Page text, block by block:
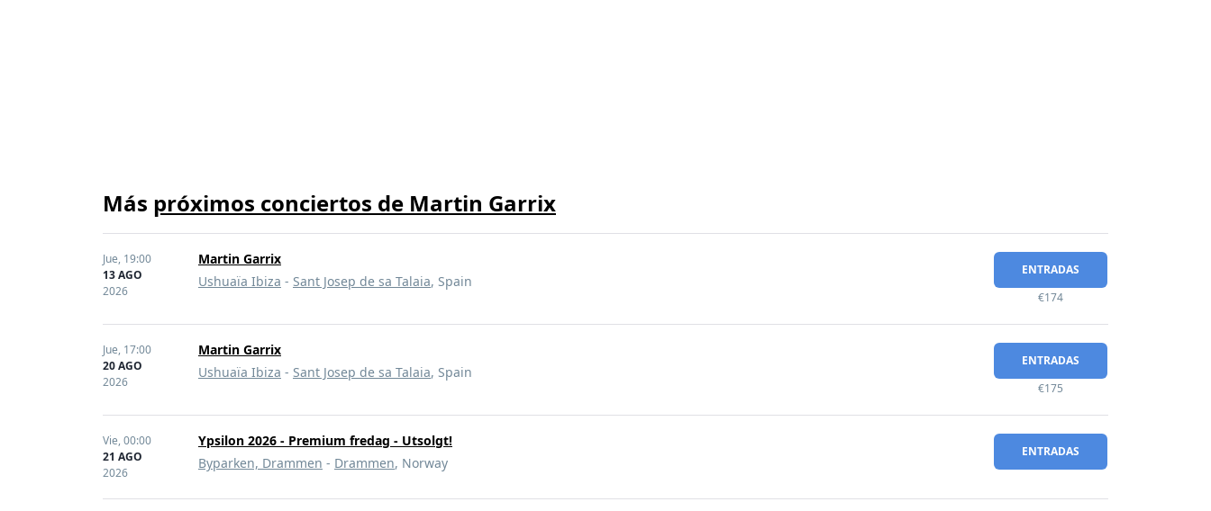
Más próximos conciertos de Martin Garrix
Jue, 19:00
13 AGO
2026
Martin Garrix
Ushuaïa Ibiza - Sant Josep de sa Talaia, Spain
ENTRADAS
€174
Jue, 17:00
20 AGO
2026
Martin Garrix
Ushuaïa Ibiza - Sant Josep de sa Talaia, Spain
ENTRADAS
€175
Vie,00:00
21 AGO
2026
Ypsilon 2026 - Premium fredag - Utsolgt!
Byparken, Drammen - Drammen, Norway
ENTRADAS